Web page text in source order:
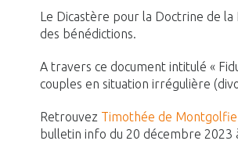
Le Dicastère pour la Doctrine de
des bénédictions.
A travers ce document intitulé «
couples en situation irrégulière
Retrouvez Timothée de
bulletin info du 20 décembre 2023